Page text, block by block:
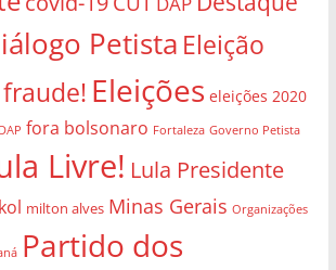
Petista Eleição
Eleições eleições 2020
fora bolsonaro Fortaleza Governo Petista
Livre! Lula Presidente
milton alves Minas Gerais Organizações
Partido dos